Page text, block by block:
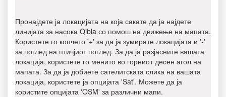
Пронајдете ја локацијата на која сакате да ја најдете
линијата за насока Qibla со помош на движење на мапата.
Користете го копчето '+' за да ја зумирате локацијата и '-'
за поглед на птичјиот поглед. За да ја разјасните вашата
локација, користете го менито во горниот десен агол на
мапата. За да ја добиете сателитската слика на вашата
локација, користете ја опцијата 'Sat'. Можете да ја
користите опцијата 'OSM' за различни мапи.